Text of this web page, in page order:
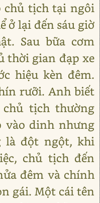
chủ tịch tại ngôi
ở lại đến sáu giờ
Sau bữa cơm
thời gian đạp xe
hiệu kèn đêm.
rưỡi. Anh biết
tịch thường
vào dinh nhưng
là đột ngột, khi
chủ tịch đến
đêm và chính
gái. Một cái tên